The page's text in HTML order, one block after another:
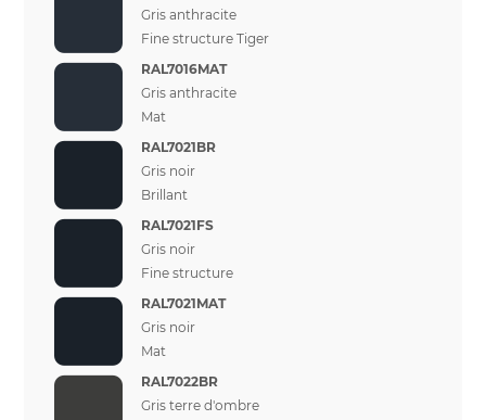
Gris anthracite
Fine structure Tiger
RAL7016MAT
Gris anthracite
Mat
RAL7021BR
Gris noir
Brillant
RAL7021FS
Gris noir
Fine structure
RAL7021MAT
Gris noir
Mat
RAL7022BR
Gris terre d'ombre